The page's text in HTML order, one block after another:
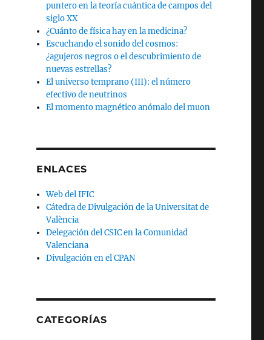
puntero en la teoría cuántica de campos del
siglo XX
¿Cuánto de física hay en la medicina?
Escuchando el sonido del cosmos:
¿agujeros negros o el descubrimiento de
nuevas estrellas?
El universo temprano (III): el número
efectivo de neutrinos
El momento magnético anómalo del muon
ENLACES
Web del IFIC
Cátedra de Divulgación de la Universitat de
València
Delegación del CSIC en la Comunidad
Valenciana
Divulgación en el CPAN
CATEGORÍAS